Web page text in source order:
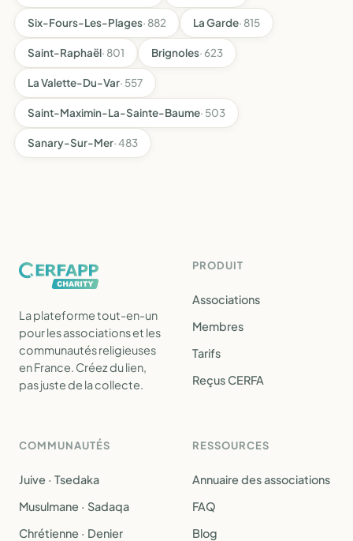
Six-Fours-Les-Plages· 882 La Garde· 815
Saint-Raphaël· 801 Brignoles· 623
La Valette-Du-Var· 557
Saint-Maximin-La-Sainte-Baume· 503
Sanary-Sur-Mer· 483
La plateforme tout-en-un
pour les associations et les
communautés religieuses
en France. Créez du lien,
pas juste de la collecte.
PRODUIT
Associations
Membres
Tarifs
Reçus CERFA
COMMUNAUTÉS
Juive · Tsedaka
Musulmane · Sadaqa
Chrétienne · Denier
RESSOURCES
Annuaire des associations
FAQ
Blog